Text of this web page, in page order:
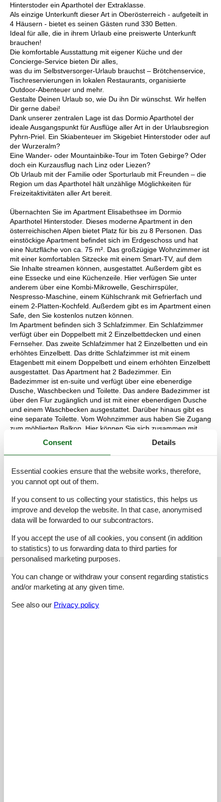
Hinterstoder ein Aparthotel der Extraklasse.
Als einzige Unterkunft dieser Art in Oberösterreich - aufgeteilt in
4 Häusern - bietet es seinen Gästen rund 330 Betten.
Ideal für alle, die in ihrem Urlaub eine preiswerte Unterkunft
brauchen!
Die komfortable Ausstattung mit eigener Küche und der
Concierge-Service bieten Dir alles,
was du im Selbstversorger-Urlaub brauchst – Brötchenservice,
Tischreservierungen in lokalen Restaurants, organisierte
Outdoor-Abenteuer und mehr.
Gestalte Deinen Urlaub so, wie Du ihn Dir wünschst. Wir helfen
Dir gerne dabei!
Dank unserer zentralen Lage ist das Dormio Aparthotel der
ideale Ausgangspunkt für Ausflüge aller Art in der Urlaubsregion
Pyhrn-Priel. Ein Skiabenteuer im Skigebiet Hinterstoder oder auf
der Wurzeralm?
Eine Wander- oder Mountainbike-Tour im Toten Gebirge? Oder
doch ein Kurzausflug nach Linz oder Liezen?
Ob Urlaub mit der Familie oder Sporturlaub mit Freunden – die
Region um das Aparthotel hält unzählige Möglichkeiten für
Freizeitaktivitäten aller Art bereit.
Übernachten Sie im Apartment Elisabethsee im Dormio
Aparthotel Hinterstoder. Dieses moderne Apartment in den
österreichischen Alpen bietet Platz für bis zu 8 Personen. Das
einstöckige Apartment befindet sich im Erdgeschoss und hat
eine Nutzfläche von ca. 75 m². Das großzügige Wohnzimmer ist
mit einer komfortablen Sitzecke mit einem Smart-TV, auf dem
Sie Inhalte streamen können, ausgestattet. Außerdem gibt es
eine Essecke und eine Küchenzeile. Hier verfügen Sie unter
anderem über eine Kombi-Mikrowelle, Geschirrspüler,
Nespresso-Maschine, einem Kühlschrank mit Gefrierfach und
einem 2-Platten-Kochfeld. Außerdem gibt es im Apartment einen
Safe, den Sie kostenlos nutzen können.
Im Apartment befinden sich 3 Schlafzimmer. Ein Schlafzimmer
verfügt über ein Doppelbett mit 2 Einzelbettdecken und einen
Fernseher. Das zweite Schlafzimmer hat 2 Einzelbetten und ein
erhöhtes Einzelbett. Das dritte Schlafzimmer ist mit einem
Etagenbett mit einem Doppelbett und einem erhöhten Einzelbett
ausgestattet. Das Apartment hat 2 Badezimmer. Ein
Badezimmer ist en-suite und verfügt über eine ebenerdige
Dusche, Waschbecken und Toilette. Das andere Badezimmer ist
über den Flur zugänglich und ist mit einer ebenerdigen Dusche
und einem Waschbecken ausgestattet. Darüber hinaus gibt es
eine separate Toilette. Vom Wohnzimmer aus haben Sie Zugang
zum möblierten Balkon. Hier können Sie sich zusammen mit
auf die Berge genießen.
Während Ihres Aufenthalts können Sie Ihr Auto auf dem
kostenlos WLAN nutzen. Als Hotelgast haben Sie außerdem
kostenlosen Zugang zum Wellnessbereich mit drei Saunen,
Die Aufteilung der Unterkunft kann variieren. Die Grundrisse und
Bilder vermitteln einen guten Eindruck, dienen aber nur zur
Veranschaulichung.
External reviews External reviews
4,4
Consent Details
Essential cookies ensure that the website works, therefore,
you cannot opt out of them.
If you consent to us collecting your statistics, this helps us
improve and develop the website. In that case, anonymised
data will be forwarded to our subcontractors.
If you accept the use of all cookies, you consent (in addition
to statistics) to us forwarding data to third parties for
personalised marketing purposes.
You can change or withdraw your consent regarding statistics
and/or marketing at any given time.
See also our Privacy policy